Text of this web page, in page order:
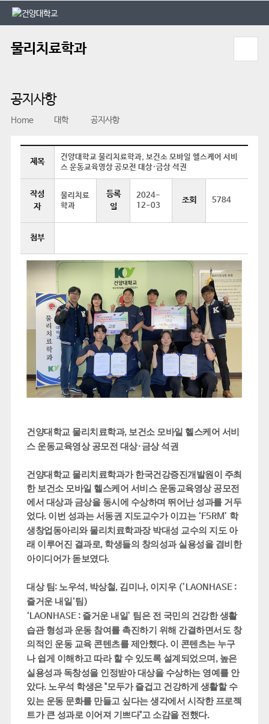
본문 바로가기
대메뉴 바로가기
물리치료학과
공지사항
Home 대학 공지사항
제목
건양대학교 물리치료학과, 보건소 모바일 헬스케어 서비
스 운동교육영상 공모전 대상·금상 석권
작성
자
물리치료
학과
등록
일
2024-
12-03
조회 5784
첨부
건양대학교 물리치료학과, 보건소 모바일 헬스케어 서비
스 운동교육영상 공모전 대상·금상 석권
건양대학교 물리치료학과가 한국건강증진개발원이 주최
한 보건소 모바일 헬스케어 서비스 운동교육영상 공모전
에서 대상과 금상을 동시에 수상하며 뛰어난 성과를 거두
었다. 이번 성과는 서동권 지도교수가 이끄는 ‘F5RM’ 학
생창업동아리와 물리치료학과장 박대성 교수의 지도 아
래 이루어진 결과로, 학생들의 창의성과 실용성을 겸비한
아이디어가 돋보였다.
대상 팀: 노우석 , 박상철, 김미나, 이지우 (’LAONHASE :
즐거운 내일‘팀 )
‘LAONHASE : 즐거운 내일’ 팀은 전 국민의 건강한 생활
습관 형성과 운동 참여를 촉진하기 위해 간결하면서도 창
의적인 운동 교육 콘텐츠를 제안했다. 이 콘텐츠는 누구
나 쉽게 이해하고 따라 할 수 있도록 설계되었으며 , 높은
실용성과 독창성을 인정받아 대상을 수상하는 영예를 안
았다. 노우석 학생은"모두가 즐겁고 건강하게 생활할 수
있는 운동 문화를 만들고 싶다는 생각에서 시작한 프로젝
트가 큰 성과로 이어져 기쁘다"고 소감을 전했다.